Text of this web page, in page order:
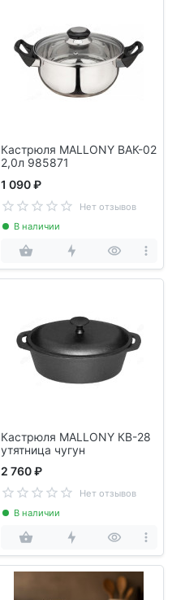
Кастрюля MALLONY ВАК-02
2,0л 985871
1 090 ₽
Нет отзывов
В наличии
Кастрюля MALLONY КВ-28
утятница чугун
2 760 ₽
Нет отзывов
В наличии